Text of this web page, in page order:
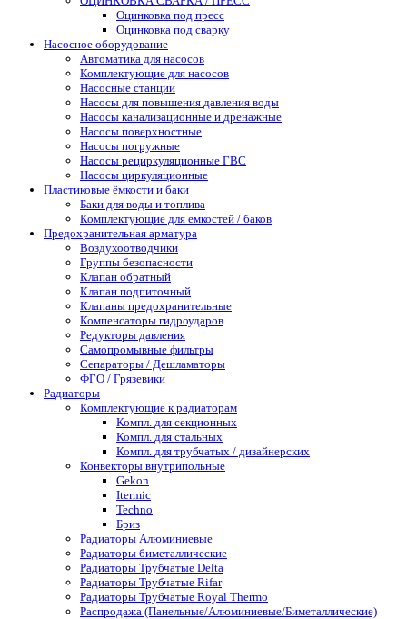
Оцинковка под пресс
Оцинковка под сварку
Насосное оборудование
Автоматика для насосов
Комплектующие для насосов
Насосные станции
Насосы для повышения давления воды
Насосы канализационные и дренажные
Насосы поверхностные
Насосы погружные
Насосы рециркуляционные ГВС
Насосы циркуляционные
Пластиковые ёмкости и баки
Баки для воды и топлива
Комплектующие для емкостей / баков
Предохранительная арматура
Воздухоотводчики
Группы безопасности
Клапан обратный
Клапан подпиточный
Клапаны предохранительные
Компенсаторы гидроударов
Редукторы давления
Самопромывные фильтры
Сепараторы / Дешламаторы
ФГО / Грязевики
Радиаторы
Комплектующие к радиаторам
Компл. для секционных
Компл. для стальных
Компл. для трубчатых / дизайнерских
Конвекторы внутрипольные
Gekon
Itermic
Techno
Бриз
Радиаторы Алюминиевые
Радиаторы биметаллические
Радиаторы Трубчатые Delta
Радиаторы Трубчатые Rifar
Радиаторы Трубчатые Royal Thermo
Распродажа (Панельные/Алюминиевые/Биметаллические)